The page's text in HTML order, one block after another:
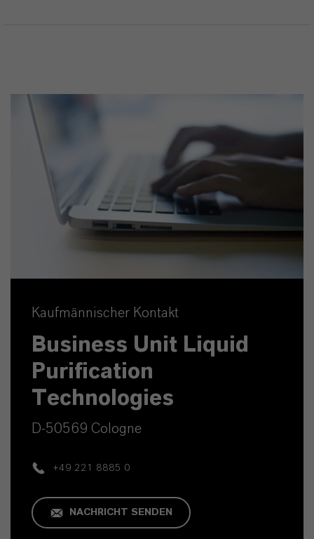
Kaufmännischer Kontakt
Business Unit Liquid
Purification
Technologies
D-50569 Cologne
+49 221 8885 0
NACHRICHT SENDEN